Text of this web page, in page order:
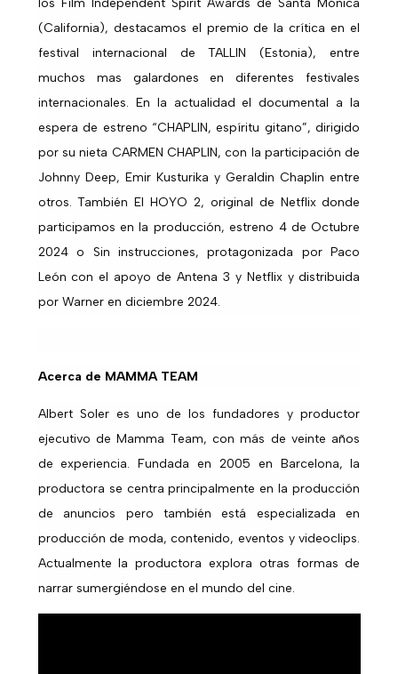
los Film Independent Spirit Awards de Santa Mónica
(California), destacamos el premio de la crítica en el
festival internacional de TALLIN (Estonia), entre
muchos mas galardones en diferentes festivales
internacionales. En la actualidad el documental a la
espera de estreno “CHAPLIN, espíritu gitano”, dirigido
por su nieta CARMEN CHAPLIN, con la participación de
Johnny Deep, Emir Kusturika y Geraldin Chaplin entre
otros. También El HOYO 2, original de Netflix donde
participamos en la producción, estreno 4 de Octubre
2024 o Sin instrucciones, protagonizada por Paco
León con el apoyo de Antena 3 y Netflix y distribuida
por Warner en diciembre 2024.
Acerca de MAMMA TEAM
Albert Soler es uno de los fundadores y productor
ejecutivo de Mamma Team, con más de veinte años
de experiencia. Fundada en 2005 en Barcelona, la
productora se centra principalmente en la producción
de anuncios pero también está especializada en
producción de moda, contenido, eventos y videoclips.
Actualmente la productora explora otras formas de
narrar sumergiéndose en el mundo del cine.